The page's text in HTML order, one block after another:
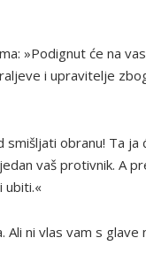
»Podignut će na
i upravitelje
obranu! Ta
vaš protivnik. A
ubiti.«
ni vlas vam s